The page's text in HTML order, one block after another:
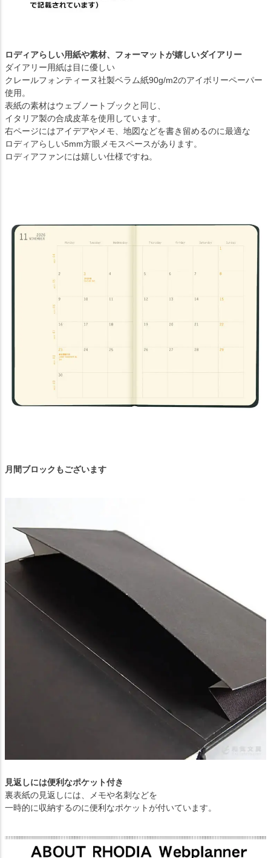
ロディアらしい用紙や素材、フォーマットが嬉しいダイアリー
ダイアリー用紙は目に優しい
クレールフォンティーヌ社製ベラム紙90g/m2のアイボリーペーパー
使用。
表紙の素材はウェブノートブックと同じ、
イタリア製の合成皮革を使用しています。
右ページにはアイデアやメモ、地図などを書き留めるのに最適な
ロディアらしい5mm方眼メモスペースがあります。
ロディアファンには嬉しい仕様ですね。
月間ブロックもございます
見返しには便利なポケット付き
裏表紙の見返しには、メモや名刺などを
一時的に収納するのに便利なポケットが付いています。